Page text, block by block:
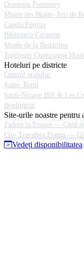
Domeniu Pommery
Musée des Beaux-Arts de
Capela Foujita
Biblioteca Carnegie
Musée de la Reddition
Taittinger Champagne
Hoteluri pe districte
Centrul orașului
Saint- Remi
Saint-Nicaise Hill & Les
Boulingrin
Site-urile noastre pentru
J'adore la France — Ghid
City Travelers Franţa —
Vedeți disponibilitatea